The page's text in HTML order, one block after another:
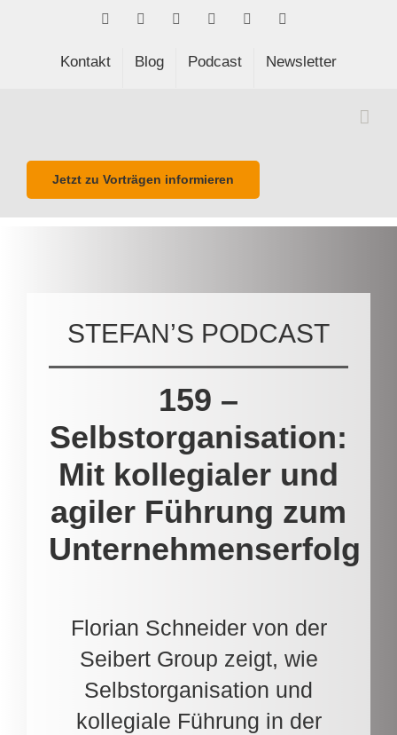
FacebookLinkedIn Spotify
Kontakt Blog Podcast Newsletter
Jetzt zu Vorträgen informieren
STEFAN’S PODCAST
159 –
Selbstorganisation:
Mit kollegialer und
agiler Führung zum
Unternehmenserfolg
Florian Schneider von der
Seibert Group zeigt, wie
Selbstorganisation und
kollegiale Führung in der